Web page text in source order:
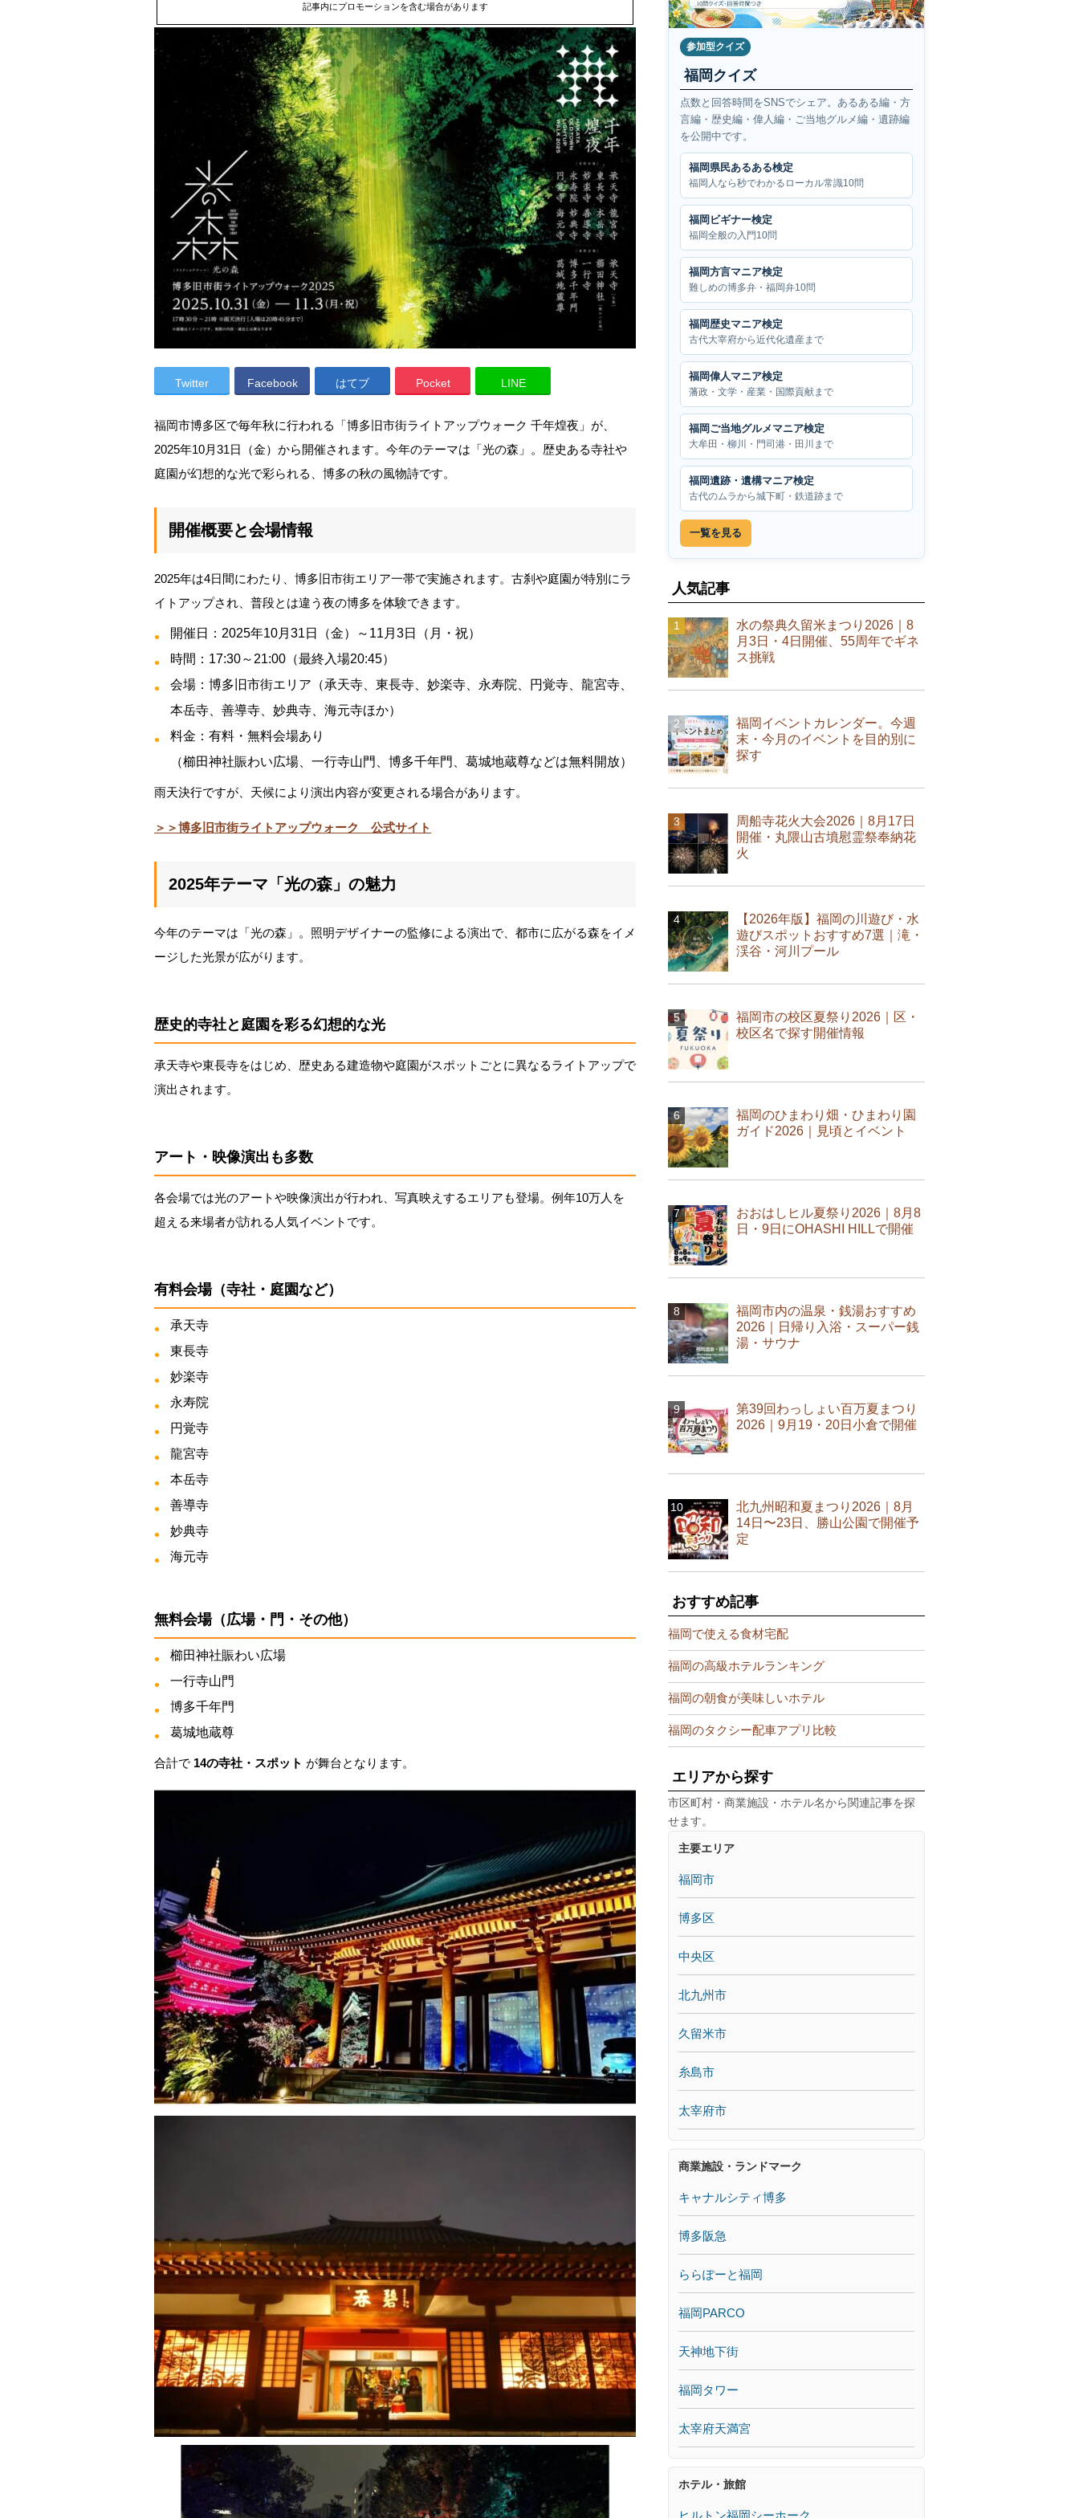
記事内にプロモーションを含む場合があります
Twitter Facebook はてブ Pocket LINE
福岡市博多区で毎年秋に行われる「博多旧市街ライトアップウォーク 千年煌夜」が、
2025年10月31日（金）から開催されます。今年のテーマは「光の森」。歴史ある寺社や
庭園が幻想的な光で彩られる、博多の秋の風物詩です。
開催概要と会場情報
2025年は4日間にわたり、博多旧市街エリア一帯で実施されます。古刹や庭園が特別にラ
イトアップされ、普段とは違う夜の博多を体験できます。
開催日：2025年10月31日（金）～11月3日（月・祝）
時間：17:30～21:00（最終入場20:45）
会場：博多旧市街エリア（承天寺、東長寺、妙楽寺、永寿院、円覚寺、龍宮寺、
本岳寺、善導寺、妙典寺、海元寺ほか）
料金：有料・無料会場あり
（櫛田神社賑わい広場、一行寺山門、博多千年門、葛城地蔵尊などは無料開放）
雨天決行ですが、天候により演出内容が変更される場合があります。
＞＞博多旧市街ライトアップウォーク 公式サイト
2025年テーマ「光の森」の魅力
今年のテーマは「光の森」。照明デザイナーの監修による演出で、都市に広がる森をイメ
ージした光景が広がります。
歴史的寺社と庭園を彩る幻想的な光
承天寺や東長寺をはじめ、歴史ある建造物や庭園がスポットごとに異なるライトアップで
演出されます。
アート・映像演出も多数
各会場では光のアートや映像演出が行われ、写真映えするエリアも登場。例年10万人を
超える来場者が訪れる人気イベントです。
有料会場（寺社・庭園など）
承天寺
東長寺
妙楽寺
永寿院
円覚寺
龍宮寺
本岳寺
善導寺
妙典寺
海元寺
無料会場（広場・門・その他）
櫛田神社賑わい広場
一行寺山門
博多千年門
葛城地蔵尊
合計で 14の寺社・スポット が舞台となります。
参加型クイズ
福岡クイズ
点数と回答時間をSNSでシェア。あるある編・方
言編・歴史編・偉人編・ご当地グルメ編・遺跡編
を公開中です。
福岡県民あるある検定
福岡人なら秒でわかるローカル常識10問
福岡ビギナー検定
福岡全般の入門10問
福岡方言マニア検定
難しめの博多弁・福岡弁10問
福岡歴史マニア検定
古代大宰府から近代化遺産まで
福岡偉人マニア検定
藩政・文学・産業・国際貢献まで
福岡ご当地グルメマニア検定
大牟田・柳川・門司港・田川まで
福岡遺跡・遺構マニア検定
古代のムラから城下町・鉄道跡まで
一覧を見る
人気記事
水の祭典久留米まつり2026｜8
月3日・4日開催、55周年でギネ
ス挑戦
福岡イベントカレンダー。今週
末・今月のイベントを目的別に
探す
周船寺花火大会2026｜8月17日
開催・丸隈山古墳慰霊祭奉納花
火
【2026年版】福岡の川遊び・水
遊びスポットおすすめ7選｜滝・
渓谷・河川プール
福岡市の校区夏祭り2026｜区・
校区名で探す開催情報
福岡のひまわり畑・ひまわり園
ガイド2026｜見頃とイベント
おおはしヒル夏祭り2026｜8月8
日・9日にOHASHI HILLで開催
福岡市内の温泉・銭湯おすすめ
2026｜日帰り入浴・スーパー銭
湯・サウナ
第39回わっしょい百万夏まつり
2026｜9月19・20日小倉で開催
北九州昭和夏まつり2026｜8月
14日〜23日、勝山公園で開催予
定
おすすめ記事
福岡で使える食材宅配
福岡の高級ホテルランキング
福岡の朝食が美味しいホテル
福岡のタクシー配車アプリ比較
エリアから探す
市区町村・商業施設・ホテル名から関連記事を探
せます。
主要エリア
福岡市
博多区
中央区
北九州市
久留米市
糸島市
太宰府市
商業施設・ランドマーク
キャナルシティ博多
博多阪急
ららぽーと福岡
福岡PARCO
天神地下街
福岡タワー
太宰府天満宮
ホテル・旅館
ヒルトン福岡シーホーク